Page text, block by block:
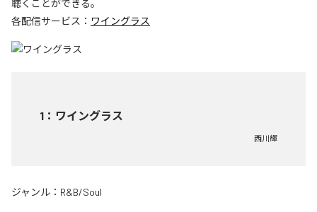
聴くことができる。
各配信サービス： ワイングラス
1 ： ワイングラス
西川輝
ジャンル： R&B/Soul